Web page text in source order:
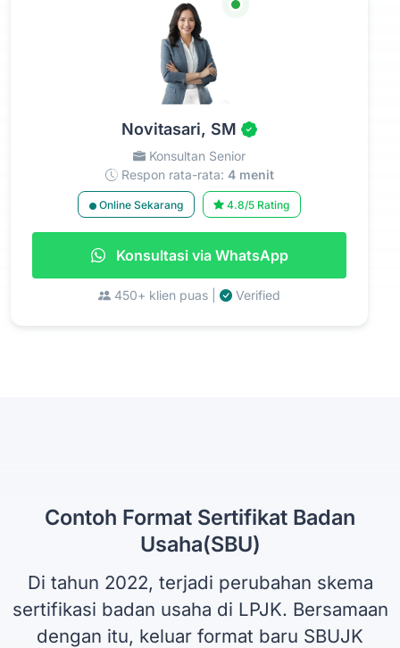
Novitasari, SM
Konsultan Senior
Respon rata-rata: 4 menit
Online Sekarang 4.8/5 Rating
Konsultasi via WhatsApp
450+ klien puas | Verified
Contoh Format Sertifikat Badan
Usaha(SBU)
Di tahun 2022, terjadi perubahan skema
sertifikasi badan usaha di LPJK. Bersamaan
dengan itu, keluar format baru SBUJK